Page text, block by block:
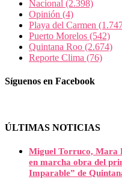
Nacional (2.398)
Opinión (4)
Playa del Carmen
Puerto Morelos (542)
Quintana Roo (2.674)
Reporte Clima (76)
Síguenos en Facebook
ÚLTIMAS NOTICIAS
Miguel Torruco, Mara
en marcha obra del
Imparable” de